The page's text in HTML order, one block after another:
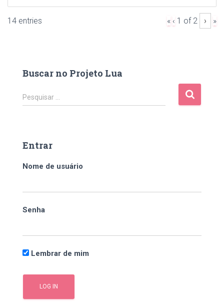
Log entries navigation
14 entries « ‹ Current
1 of 2 › »
Buscar no Projeto Lua
P
e
i
a
p
r
Pesquisar …
Entrar
Nome de usuário
Senha
Lembrar de mim